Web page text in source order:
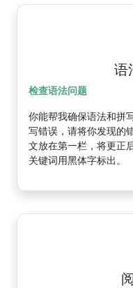
语
检查语法问题
你能帮我确保语法和拼
写错误，请将你发现的
文放在第一栏，将更正
关键词用黑体字标出。